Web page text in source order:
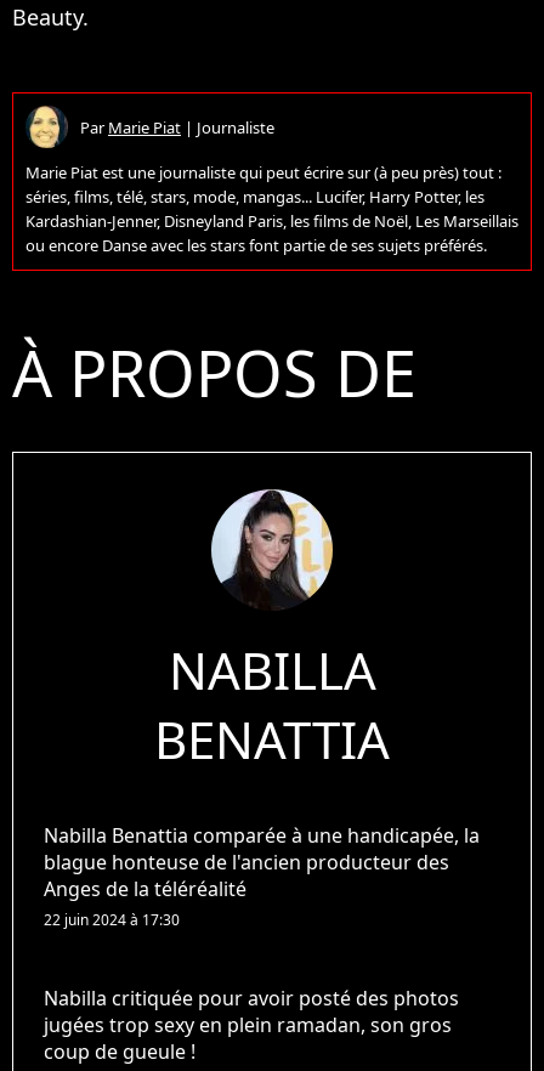
Beauty.
ParMarie Piat | Journaliste
Marie Piat est une journaliste qui peut écrire sur (à peu près) tout :
séries, films, télé, stars, mode, mangas... Lucifer, Harry Potter, les
Kardashian-Jenner, Disneyland Paris, les films de Noël, Les Marseillais
ou encore Danse avec les stars font partie de ses sujets préférés.
À PROPOS DE
NABILLA
BENATTIA
Nabilla Benattia comparée à une handicapée, la
blague honteuse de l'ancien producteur des
Anges de la téléréalité
22 juin 2024 à 17:30
Nabilla critiquée pour avoir posté des photos
jugées trop sexy en plein ramadan, son gros
coup de gueule !